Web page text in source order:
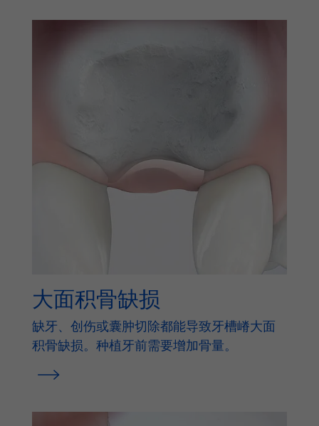
大面积骨缺损
缺牙、创伤或囊肿切除都能导致牙槽嵴大面
积骨缺损。种植牙前需要增加骨量。